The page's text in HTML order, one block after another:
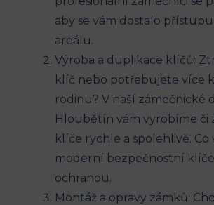
aby se vám dostalo
areálu.
Výroba a duplikace klíčů:
klíč nebo potřebujete více
rodinu? V naší zámečnické
Hloubětín vám vyrobíme či
klíče rychle a spolehlivě. Co
moderní bezpečnostní
ochranou.
Montáž a opravy zámků: